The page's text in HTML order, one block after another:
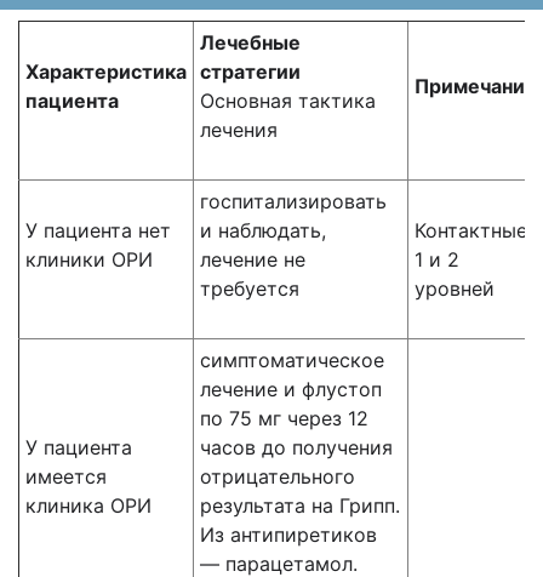
Характеристика
пациента
Лечебные
стратегии
Основная тактика
лечения
Примечание
У пациента нет
клиники ОРИ
госпитализировать
и наблюдать,
лечение не
требуется
Контактные
1 и 2
уровней
У пациента
имеется
клиника ОРИ
симптоматическое
лечение и флустоп
по 75 мг через 12
часов до получения
отрицательного
результата на Грипп.
Из антипиретиков
— парацетамол.